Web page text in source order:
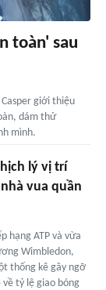
toàn' sau
giới thiệu
dám thử
mình.
lý vị trí
vua quần
hạng ATP và vừa
Wimbledon,
thống kê gây ngỡ
tỷ lệ giao bóng